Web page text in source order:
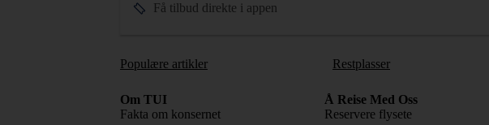
Få tilbud direkte i appen
Populære artikler Restplasser
Om TUI
Fakta om konsernet
Å Reise Med Oss
Reservere flysete